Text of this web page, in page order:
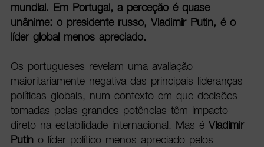
mundial. Em Portugal, a perceção é quase
unânime: o presidente russo, Vladimir Putin, é o
líder global menos apreciado.
Os portugueses revelam uma avaliação
maioritariamente negativa das principais lideranças
políticas globais, num contexto em que decisões
tomadas pelas grandes potências têm impacto
direto na estabilidade internacional. Mas é Vladimir
Putino líder político menos apreciado pelos